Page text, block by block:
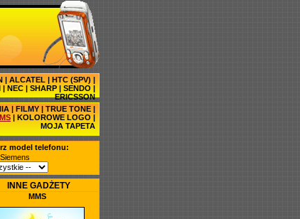
| ALCATEL | HTC (SPV) |
| NEC | SHARP | SENDO |
ERICSSON
| FILMY | TRUE TONE |
| KOLOROWE LOGO |
MOJA TAPETA
model telefonu:
INNE GADŻETY
MMS